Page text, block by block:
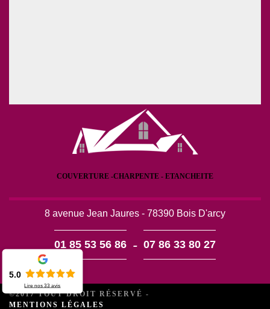
COUVERTURE -CHARPENTE - ETANCHEITE
8 avenue Jean Jaures - 78390 Bois D'arcy
01 85 53 56 86 - 07 86 33 80 27
©2017 TOUT DROIT RÉSERVÉ -
MENTIONS LÉGALES
5.0
Lire nos33 avis